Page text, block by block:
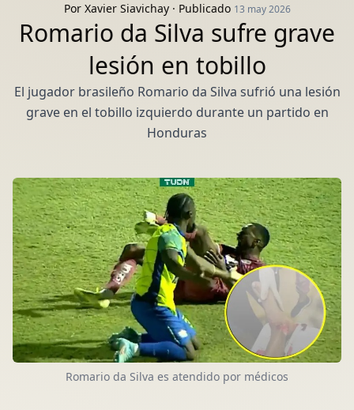
Por Xavier Siavichay· Publicado 13 may 2026
Romario da Silva sufre grave
lesión en tobillo
El jugador brasileño Romario da Silva sufrió una lesión
grave en el tobillo izquierdo durante un partido en
Honduras
Romario da Silva es atendido por médicos